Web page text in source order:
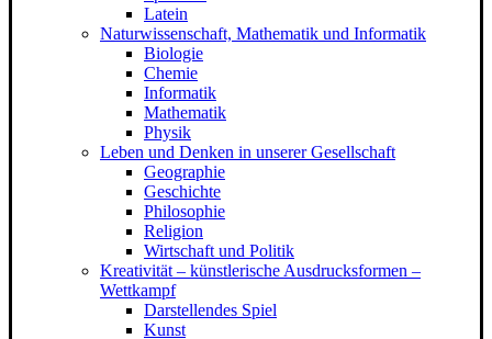
Latein
Naturwissenschaft, Mathematik und Informatik
Biologie
Chemie
Informatik
Mathematik
Physik
Leben und Denken in unserer Gesellschaft
Geographie
Geschichte
Philosophie
Religion
Wirtschaft und Politik
Kreativität – künstlerische Ausdrucksformen –
Wettkampf
Darstellendes Spiel
Kunst